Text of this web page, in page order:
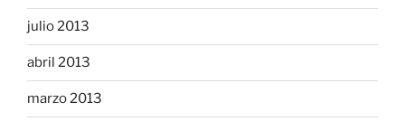
julio 2013
abril 2013
marzo 2013